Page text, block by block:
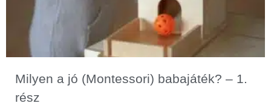
Milyen a jó (Montessori) babajáték? – 1.
rész